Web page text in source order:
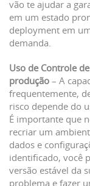
vão te ajudar a
em um estado
deployment em
demanda.
Uso de Controle
produção – A
frequentemente,
risco depende do
É importante que
recriar um
dados e
identificado, você
versão estável da
problema e fazer